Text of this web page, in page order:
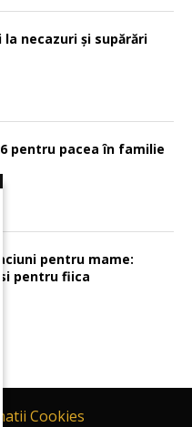
la necazuri și supărări
pentru pacea în familie
pentru mame:
pentru fiica
Cookies